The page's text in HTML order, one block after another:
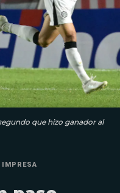
que hizo ganador al
IMPRESA